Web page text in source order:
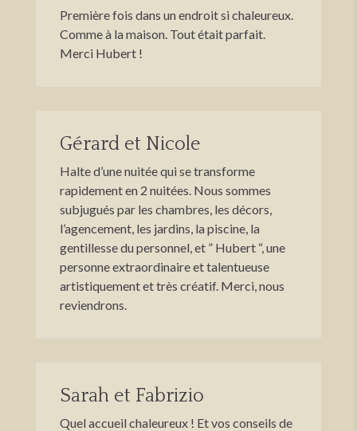
Première fois dans un endroit si chaleureux.
Comme à la maison. Tout était parfait.
Merci Hubert !
Gérard et Nicole
Halte d’une nuitée qui se transforme
rapidement en 2 nuitées. Nous sommes
subjugués par les chambres, les décors,
l’agencement, les jardins, la piscine, la
gentillesse du personnel, et ” Hubert “, une
personne extraordinaire et talentueuse
artistiquement et très créatif. Merci, nous
reviendrons.
Sarah et Fabrizio
Quel accueil chaleureux ! Et vos conseils de